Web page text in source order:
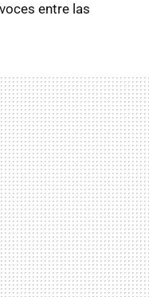
entre las